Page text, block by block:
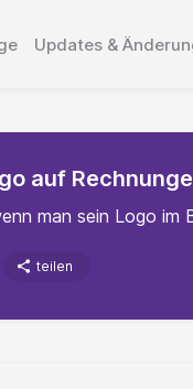
Updates &
auf
man sein Logo
teilen